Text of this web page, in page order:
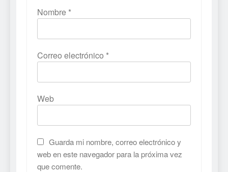
Nombre *
Correo electrónico *
Web
Guarda mi nombre, correo electrónico y
web en este navegador para la próxima vez
que comente.